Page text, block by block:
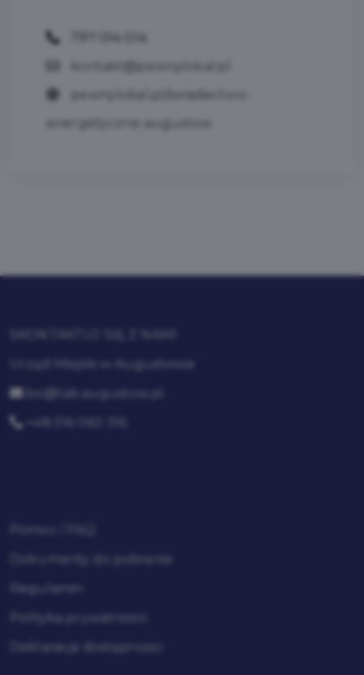
pewnylokal.pl/swiadectwo-
Urząd Miejski w Augustowie
bo@tak.augustow.pl
+48 516 060 316
Dokumenty do pobrania
Regulamin
Polityka prywatności
Deklaracja dostępności